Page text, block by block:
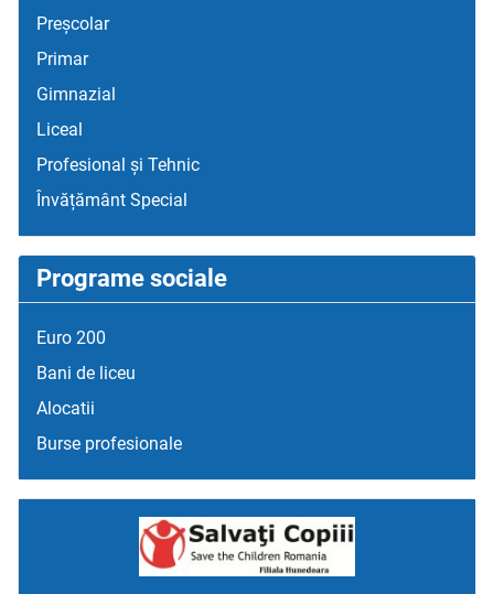
Preșcolar
Primar
Gimnazial
Liceal
Profesional și Tehnic
Învățământ Special
Programe sociale
Euro 200
Bani de liceu
Alocatii
Burse profesionale